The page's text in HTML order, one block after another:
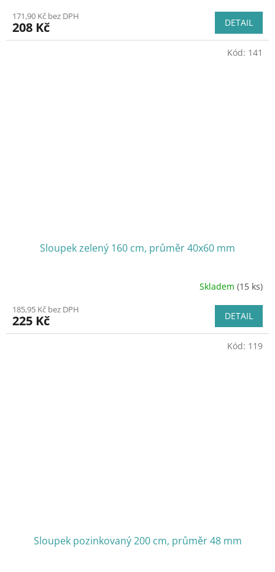
171,90 Kč bez DPH
208 Kč DETAIL
Sloupek zelený 160 cm, průměr 40x60 mm
Skladem (15 ks)
185,95 Kč bez DPH
225 Kč DETAIL
Kód: 141
Sloupek pozinkovaný 200 cm, průměr 48 mm
Kód: 119